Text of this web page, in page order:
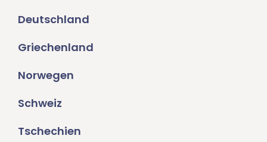
Deutschland
Griechenland
Norwegen
Schweiz
Tschechien